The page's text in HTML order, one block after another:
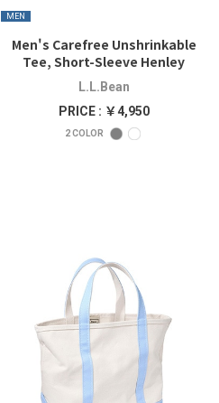
MEN
Men's Carefree Unshrinkable
Tee, Short-Sleeve Henley
L.L.Bean
PRICE : ￥4,950
2COLOR